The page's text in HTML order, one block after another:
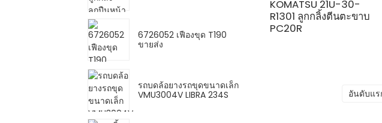
6726052 เฟืองขุด T190
ขายส่ง
รถบดล้อยางรถขุดขนาดเล็ก
VMU3004V LIBRA 234S
KOMATSU 21U-30-
R1301 ลูกกลิ้งตีนตะขาบ
PC20R
อันดับแร